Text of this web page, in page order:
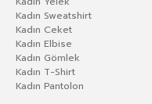
Kadın Sweatshirt
Kadın Ceket
Kadın Elbise
Kadın Gömlek
Kadın T-Shirt
Kadın Pantolon